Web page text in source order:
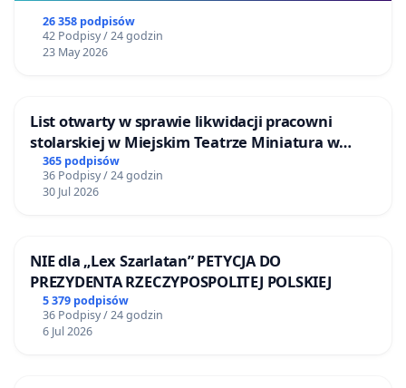
26 358 podpisów
42 Podpisy / 24 godzin
23 May 2026
List otwarty w sprawie likwidacji pracowni
stolarskiej w Miejskim Teatrze Miniatura w
Gdańsku
365 podpisów
36 Podpisy / 24 godzin
30 Jul 2026
NIE dla „Lex Szarlatan” PETYCJA DO
PREZYDENTA RZECZYPOSPOLITEJ POLSKIEJ
5 379 podpisów
36 Podpisy / 24 godzin
6 Jul 2026